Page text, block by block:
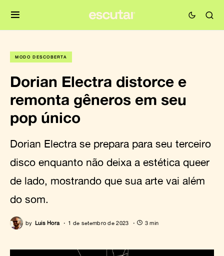
MODO DESCOBERTA
Dorian Electra distorce e
remonta gêneros em seu
pop único
Dorian Electra se prepara para seu terceiro
disco enquanto não deixa a estética queer
de lado, mostrando que sua arte vai além
do som.
by Luis Hora 1 de setembro de 2023 3 min